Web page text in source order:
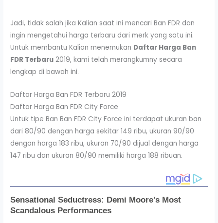
Jadi, tidak salah jika Kalian saat ini mencari Ban FDR dan
ingin mengetahui harga terbaru dari merk yang satu ini.
Untuk membantu Kalian menemukan Daftar Harga Ban
FDR Terbaru 2019, kami telah merangkumny secara
lengkap di bawah ini.
Daftar Harga Ban FDR Terbaru 2019
Daftar Harga Ban FDR City Force
Untuk tipe Ban Ban FDR City Force ini terdapat ukuran ban
dari 80/90 dengan harga sekitar 149 ribu, ukuran 90/90
dengan harga 183 ribu, ukuran 70/90 dijual dengan harga
147 ribu dan ukuran 80/90 memiliki harga 188 ribuan.